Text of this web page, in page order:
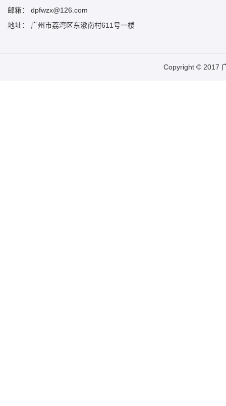
邮箱： dpfwzx@126.com
地址： 广州市荔湾区东漖南村611号一楼
Copyright © 2017